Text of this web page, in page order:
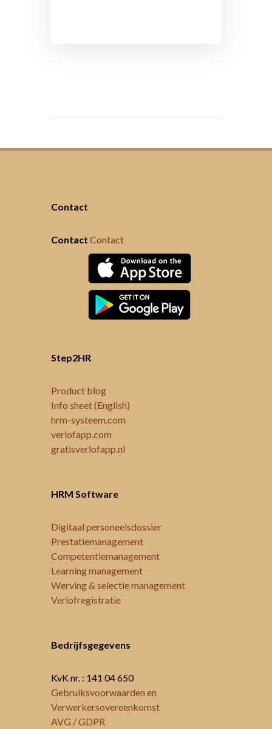
Contact
Contact Contact
Step2HR
Product blog
Info sheet (English)
hrm-systeem.com
verlofapp.com
gratisverlofapp.nl
HRM Software
Digitaal personeelsdossier
Prestatiemanagement
Competentiemanagement
Learning management
Werving & selectie management
Verlofregistratie
Bedrijfsgegevens
KvK nr. : 141 04 650
Gebruiksvoorwaarden en
Verwerkersovereenkomst
AVG / GDPR